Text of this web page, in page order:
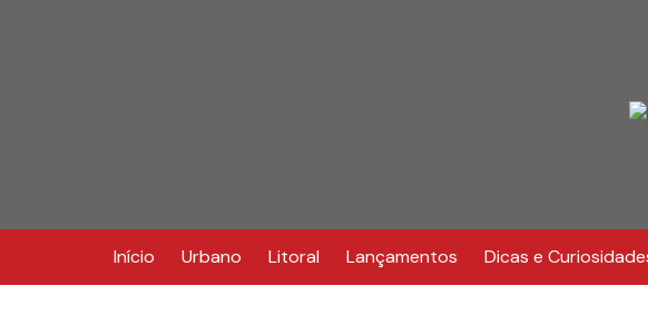
Início Urbano Litoral Lançamentos Dicas e